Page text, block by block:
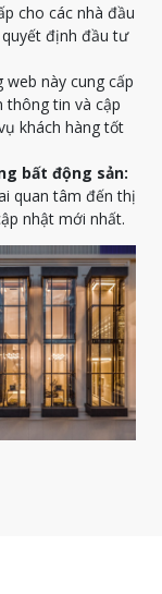
cho các nhà đầu
định đầu tư
web này cung cấp
thông tin và cập
khách hàng tốt
bất động sản:
quan tâm đến thị
nhật mới nhất.